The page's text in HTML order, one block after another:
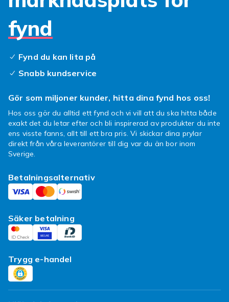
fynd
Fynd du kan lita på
Snabb kundservice
Gör som miljoner kunder, hitta dina fynd hos oss!
Hos oss gör du alltid ett fynd och vi vill att du ska hitta både
exakt det du letar efter och bli inspirerad av produkter du inte
ens visste fanns, allt till ett bra pris. Vi skickar dina prylar
direkt från våra leverantörer till dig var du än bor inom
Sverige.
Betalningsalternativ
Säker betalning
Trygg e-handel